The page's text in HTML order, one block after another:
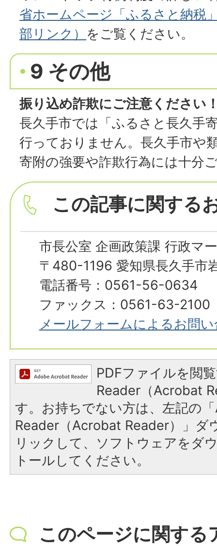
省ホームページ「ふるさと納税
部リンク） をご覧ください。
9 その他
振り込め詐欺にご注意ください
長久手市では「ふるさと長久手
行っておりません。長久手市や
寄附の強要や詐欺行為には十分
この記事に関する
市長公室 企画政策課 行政マ
〒480-1196 愛知県長久手市
電話番号：0561-56-0634
ファックス：0561-63-2100
メールフォームによるお問
PDFファイルを閲
Reader（Acrobat
す。お持ちでない方は、左記の
Reader（Acrobat Reader）」ダ
リックして、ソフトウェアをダ
トールしてください。
このページに関する